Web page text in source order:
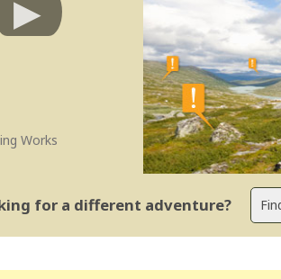
Works
for a different adventure?